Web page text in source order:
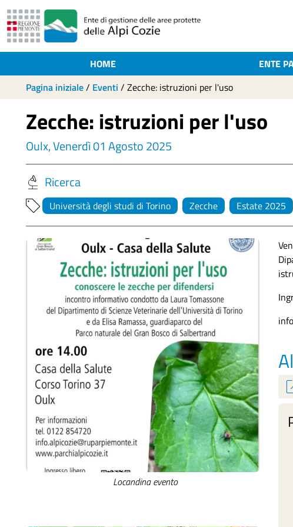
HOME ENTE
Pagina iniziale/ Eventi / Zecche: istruzioni per l'uso
Zecche: istruzioni per l'uso
Oulx, Venerdì 01 Agosto 2025
Ricerca
Università degli studi di Torino Zecche Estate 2025
Locandina evento